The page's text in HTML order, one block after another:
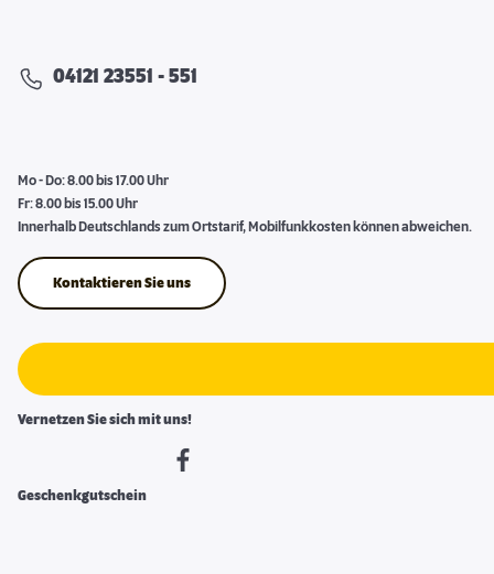
04121 23551 - 551
Mo - Do: 8.00 bis 17.00 Uhr
Fr: 8.00 bis 15.00 Uhr
Innerhalb Deutschlands zum Ortstarif, Mobilfunkkosten können abweichen.
Kontaktieren Sie uns
Vernetzen Sie sich mit uns!
Geschenkgutschein